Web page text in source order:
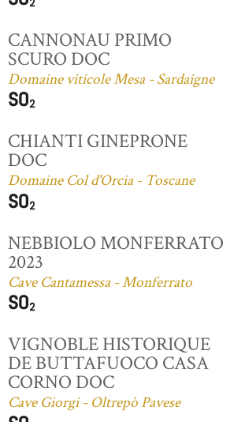
CANNONAU PRIMO
SCURO DOC
Domaine viticole Mesa - Sardaigne
CHIANTI GINEPRONE
DOC
Domaine Col d'Orcia - Toscane
NEBBIOLO MONFERRATO
2023
Cave Cantamessa - Monferrato
VIGNOBLE HISTORIQUE
DE BUTTAFUOCO CASA
CORNO DOC
Cave Giorgi - Oltrepò Pavese